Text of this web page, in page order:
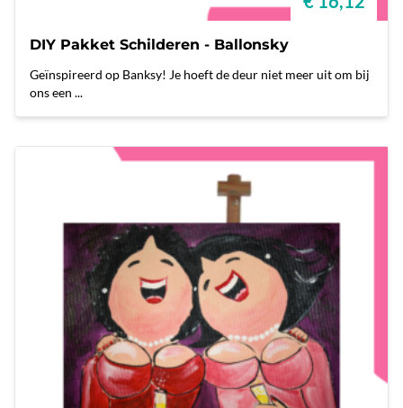
DIY Pakket Schilderen - Ballonsky
Geïnspireerd op Banksy! Je hoeft de deur niet meer uit om bij
ons een ...